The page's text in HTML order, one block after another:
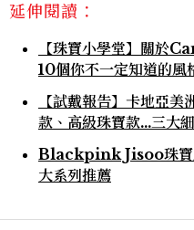
延伸閱讀：
【珠寶小學堂】關於
10個你不一定知道的風
【試戴報告】卡地亞
款、高級珠寶款…三大
Blackpink Jisoo珠寶
大系列推薦